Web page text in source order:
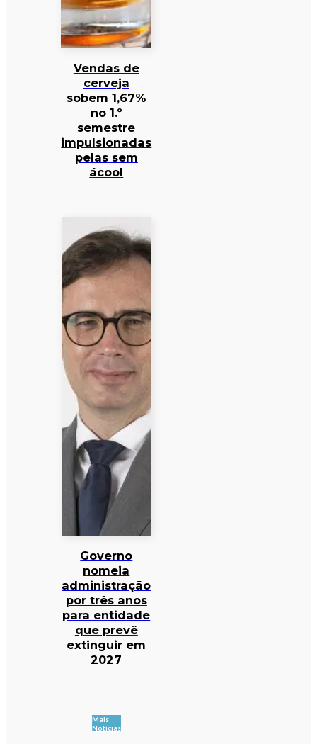
Vendas de
cerveja
sobem 1,67%
no 1.º
semestre
impulsionadas
pelas sem
ácool
Governo
nomeia
administração
por três anos
para entidade
que prevê
extinguir em
2027
Mais
Notícias